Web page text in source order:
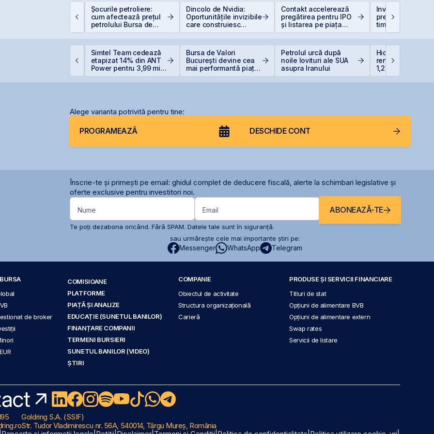
Șocurile petroliere:
cum afectează prețul
petrolului Bursa de
Valori București
Dincolo de Nvidia:
Oportunitățile invizibile
care construiesc
viitorul AI
Contakt accelerează
pregătirea pentru IPO
și listarea pe piața
AeRO a BVB
Investiții la 50+
prea târziu sau
timp?
Simtel Team cedează
etapizat 14% din ANT
Power pentru 3,99 mil.
Bursa de Valori
București devine cea
mai performantă piață
Petrolul urcă după
noile lovituri ale SUA
asupra Iranului
Hidroelectrica
renunțe la un
1,27 miliarde lei
Siret
Alege varianta potrivită pentru tine:
PROGRAMEAZĂ DESCHIDE CONT
Înscrie-te și primești pe email: ghidul complet de deducere fiscală, alerte la schimbari legislative și
oferte exclusive pentru investitori noi.
Nume Email ABONEAZĂ-TE
Te poți dezabona oricând. Fără SPAM. Datele tale sunt în siguranță.
sau urmărește cele mai importante știri pe:
Messenger WhatsApp Telegram
de broker
COMISIOANE
PLATFORME
PIAȚĂ ȘI ANALIZE
EDUCAȚIE (SUNETUL BANILOR)
FINANȚARE COMPANII
TERMENI BURSIERI
SUNETUL BANILOR (VIDEO)
ȘTIRI
COMPANIE
Obiectul de activitate
Structura organizațională
Carieră
PRODUSE ȘI SERVICII FINANCIARE
Titluri de stat
Opțiuni de alimentare BVB
Opțiuni de alimentare extern
Swap rates
Servicii de listare
Goldring S.A. (SSIF)
Str. Tudor Vladimirescu nr. 56A, 540014, Târgu Mureș, România